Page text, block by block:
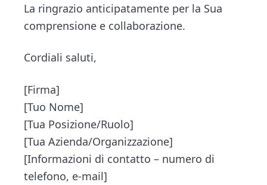
La ringrazio anticipatamente per la Sua
comprensione e collaborazione.
Cordiali saluti,
[Firma]
[Tuo Nome]
[Tua Posizione/Ruolo]
[Tua Azienda/Organizzazione]
[Informazioni di contatto – numero di
telefono, e-mail]